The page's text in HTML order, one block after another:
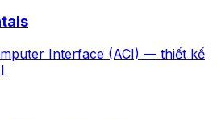
Interface (ACI) — thiết kế